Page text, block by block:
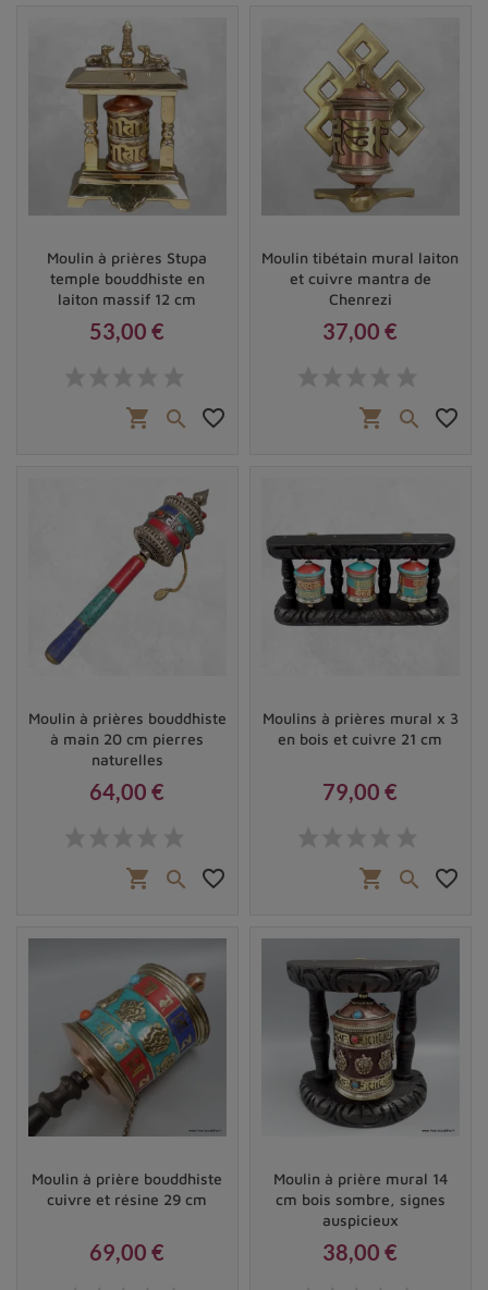
Moulin à prières Stupa
temple bouddhiste en
laiton massif 12 cm
53,00 €
shopping_cart  favorite_border
Moulin tibétain mural laiton
et cuivre mantra de
Chenrezi
37,00 €
shopping_cart  favorite_border
Moulin à prières bouddhiste
à main 20 cm pierres
naturelles
64,00 €
shopping_cart  favorite_border
Moulins à prières mural x 3
en bois et cuivre 21 cm
79,00 €
shopping_cart  favorite_border
Moulin à prière bouddhiste
cuivre et résine 29 cm
69,00 €
Moulin à prière mural 14
cm bois sombre, signes
auspicieux
38,00 €